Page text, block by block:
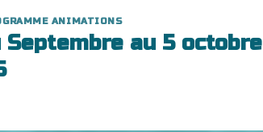
ANIMATIONS
au 5 octobre